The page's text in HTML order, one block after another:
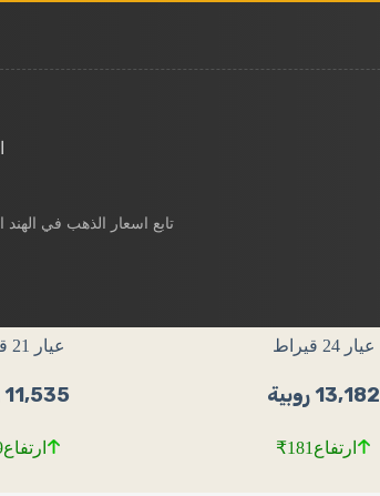
تابع اسعار الذهب في
عيار 24 قيراط
13,182 روبية
ارتفاع ₹181
عيار 21 قيراط
11,535 روبية
ارتفاع